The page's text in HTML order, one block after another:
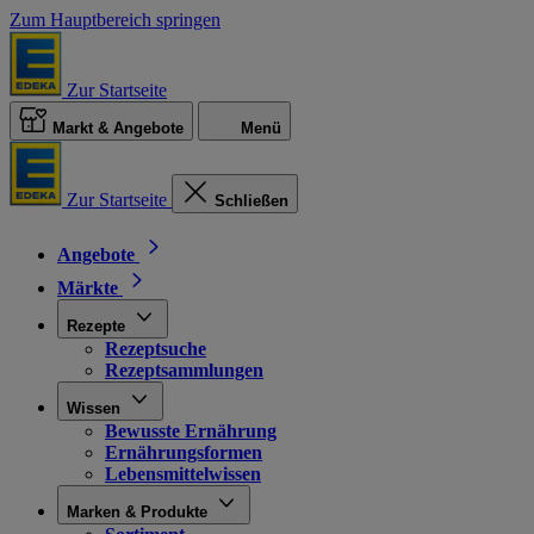
Zum Hauptbereich springen
Zur Startseite
Markt & Angebote Menü
Zur Startseite Schließen
Angebote
Märkte
Rezepte
Rezeptsuche
Rezeptsammlungen
Wissen
Bewusste Ernährung
Ernährungsformen
Lebensmittelwissen
Marken & Produkte